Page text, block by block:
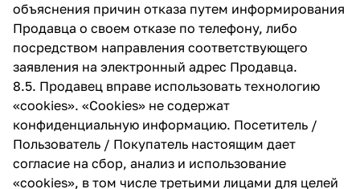
объяснения причин отказа путем информирования
Продавца о своем отказе по телефону, либо
посредством направления соответствующего
заявления на электронный адрес Продавца.
8.5. Продавец вправе использовать технологию
«cookies». «Cookies» не содержат
конфиденциальную информацию. Посетитель /
Пользователь / Покупатель настоящим дает
согласие на сбор, анализ и использование
«cookies», в том числе третьими лицами для целей